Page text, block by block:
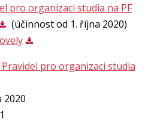
pro organizaci studia na PF
(účinnost od 1. října 2020)
pro organizaci studia